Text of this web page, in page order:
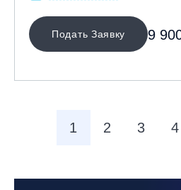
Подать Заявку 9
1 2 3 4